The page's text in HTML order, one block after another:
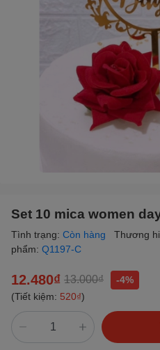
Set 10 mica women
Tình trạng: Còn hàng Thương
phẩm: Q1197-C
12.480₫ 13.000₫
-4%
(Tiết kiệm: 520₫)